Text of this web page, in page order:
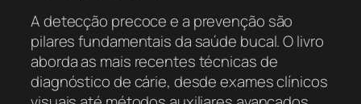
A detecção precoce e a prevenção são
pilares fundamentais da saúde bucal. O livro
aborda as mais recentes técnicas de
diagnóstico de cárie, desde exames clínicos